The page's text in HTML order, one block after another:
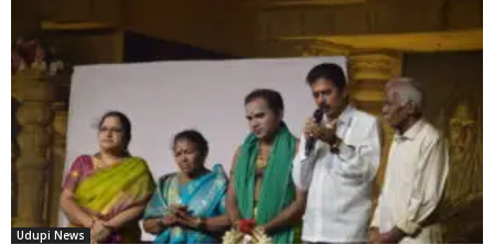
Udupi News